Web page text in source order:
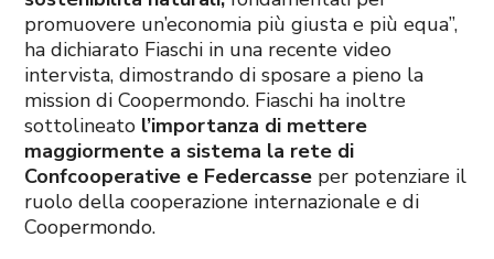
promuovere un’economia più giusta e più equa”,
ha dichiarato Fiaschi in una recente video
intervista, dimostrando di sposare a pieno la
mission di Coopermondo. Fiaschi ha inoltre
sottolineato l’importanza di mettere
maggiormente a sistema la rete di
Confcooperative e Federcasse per potenziare il
ruolo della cooperazione internazionale e di
Coopermondo.